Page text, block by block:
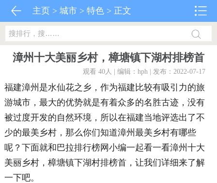
主页 >城市 >特色 > 正文
漳州十大美丽乡村，樟塘镇下湖村排榜首
观看 40人 | 编辑：hph | 发布：2022-07-17
福建漳州是水仙花之乡，作为福建比较有吸引力的旅
游城市，最大的优势就是有着众多的名胜古迹，没有
被过度开发的自然环境，所以在福建当地评选出了不
少的最美乡村，那么你们知道漳州最美乡村有哪些
呢？下面就和巴拉排行榜网小编一起看一看漳州十大
美丽乡村，樟塘镇下湖村排榜首，让我们详细来了解
一下吧。